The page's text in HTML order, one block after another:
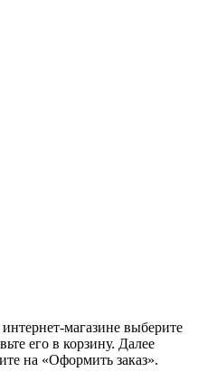
магазине выберите
его в корзину. Далее
на «Оформить заказ».